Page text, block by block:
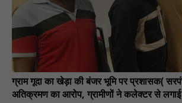
ग्राम गूदा का खेड़ा की बंजर भूमि पर प्रशासक(
अतिक्रमण का आरोप, ग्रामीणों ने कलेक्टर से